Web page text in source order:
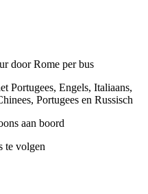
door Rome per bus
Portugees, Engels, Italiaans,
Portugees en Russisch
aan boord
te volgen